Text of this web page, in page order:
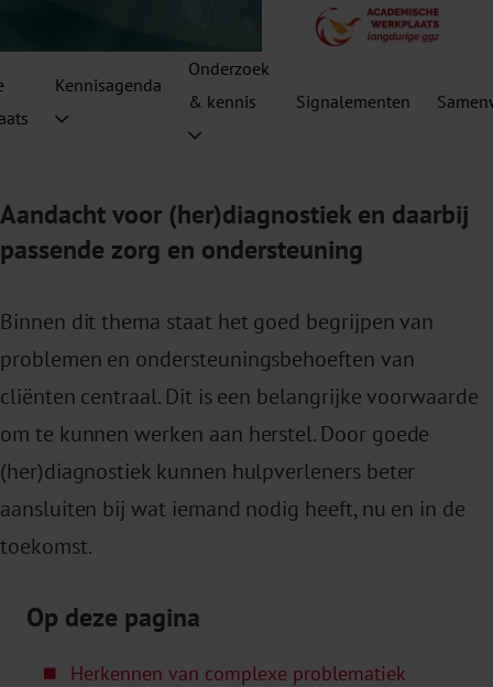
Kennisagenda
Onderzoek
& kennis
Signalementen
Aandacht voor (her)diagnostiek en daarbij
passende zorg en ondersteuning
Binnen dit thema staat het goed begrijpen van
problemen en ondersteuningsbehoeften van
cliënten centraal. Dit is een belangrijke voorwaarde
om te kunnen werken aan herstel. Door goede
(her)diagnostiek kunnen hulpverleners beter
aansluiten bij wat iemand nodig heeft, nu en in de
toekomst.
Op deze pagina
Herkennen van complexe problematiek